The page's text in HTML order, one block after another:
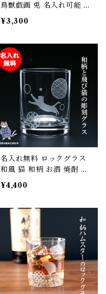
鳥獣戯画 兎 名入れ可能 和
風 和柄 お酒 焼酎 ウィス
キー 酒器 父の日 敬老の日
前 彫刻 刻印 うさぎ Rabb
it
¥3,300
名入れ無料 ロックグラス
和風 猫 和柄 お酒 焼酎 ウ
ィスキー 酒器 父の日 敬老
の日 母の日 誕生日 名入れ
¥4,400